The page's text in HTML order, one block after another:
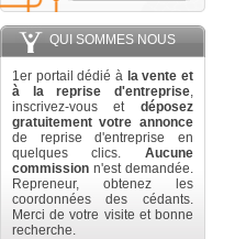
QUI SOMMES NOUS
1er portail dédié à la vente et
à la reprise d'entreprise,
inscrivez-vous et déposez
gratuitement votre annonce
de reprise d'entreprise en
quelques clics. Aucune
commission n'est demandée.
Repreneur, obtenez les
coordonnées des cédants.
Merci de votre visite et bonne
recherche.